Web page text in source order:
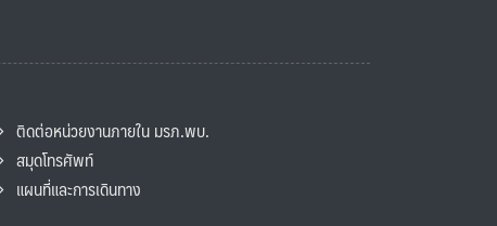
ติดต่อหน่วยงานภายใน มรภ.พบ.
สมุดโทรศัพท์
แผนที่และการเดินทาง